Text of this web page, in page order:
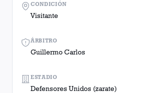
ÁRBITRO
Guillermo Carlos
CONDICIÓN
Visitante
ESTADIO
Defensores Unidos (zarate)